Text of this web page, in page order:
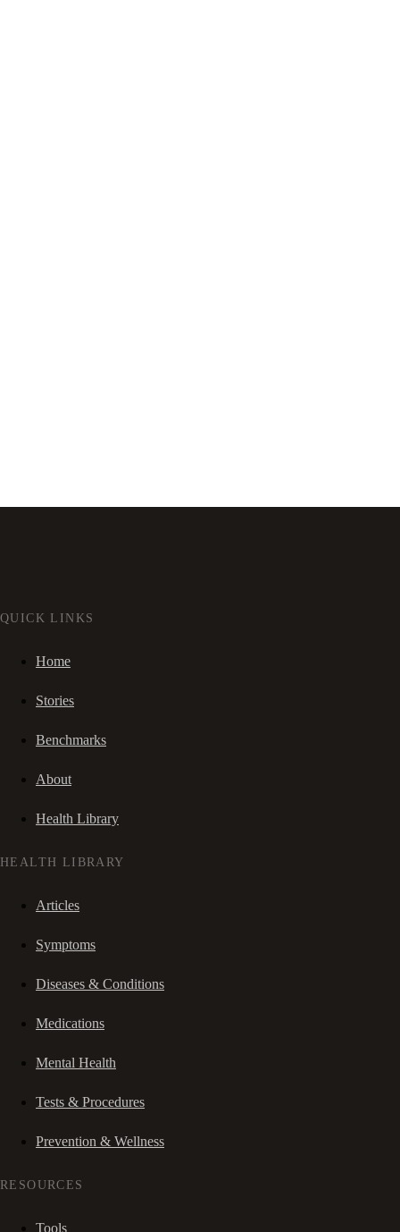
QUICK LINKS
Home
Stories
Benchmarks
About
Health Library
HEALTH LIBRARY
Articles
Symptoms
Diseases & Conditions
Medications
Mental Health
Tests & Procedures
Prevention & Wellness
RESOURCES
Tools